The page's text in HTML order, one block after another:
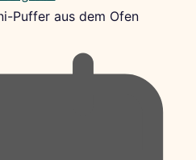
Puffer aus dem Ofen